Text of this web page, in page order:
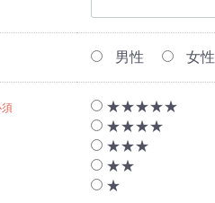
男性 女性
須
★★★★★
★★★★
★★★
★★
★